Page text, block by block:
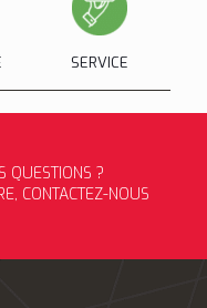
SERVICE
QUESTIONS ?
CONTACTEZ-NOUS